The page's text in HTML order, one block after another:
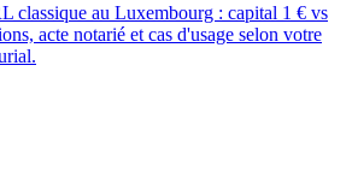
classique au Luxembourg : capital 1 € vs
acte notarié et cas d'usage selon votre